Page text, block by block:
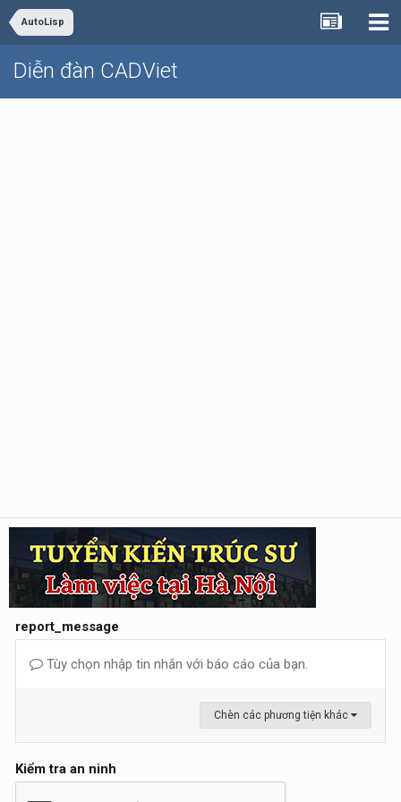
AutoLisp
Diễn đàn CADViet
report_message
Tùy chọn nhập tin nhắn với báo cáo của bạn.
Chèn các phương tiện khác
Kiểm tra an ninh